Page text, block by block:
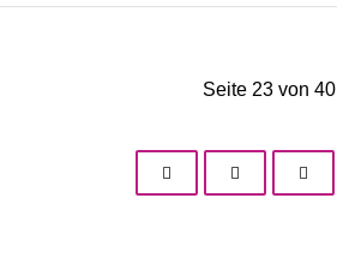
Seite 23 von 40